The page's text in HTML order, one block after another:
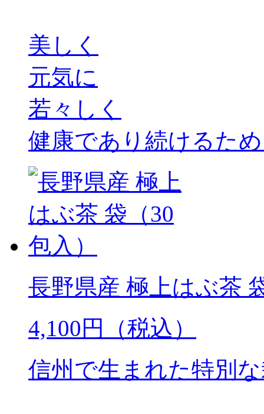
美しく
元気に
若々しく
健康であり続けるた
長野県産 極上はぶ茶
4,100円（税込）
信州で生まれた特別